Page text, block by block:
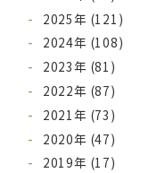
2025年 (121)
2024年 (108)
2023年 (81)
2022年 (87)
2021年 (73)
2020年 (47)
2019年 (17)